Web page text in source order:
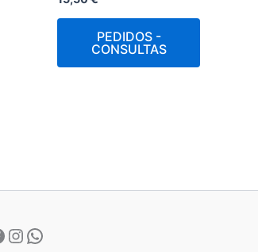
PEDIDOS -
CONSULTAS
Instagram
WhatsApp